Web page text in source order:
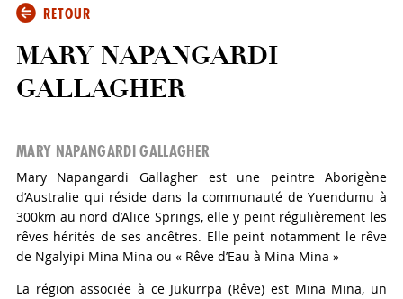
RETOUR
MARY NAPANGARDI
GALLAGHER
MARY NAPANGARDI GALLAGHER
Mary Napangardi Gallagher est une peintre Aborigène
d’Australie qui réside dans la communauté de Yuendumu à
300km au nord d’Alice Springs, elle y peint régulièrement les
rêves hérités de ses ancêtres. Elle peint notamment le rêve
de Ngalyipi Mina Mina ou « Rêve d’Eau à Mina Mina »
La région associée à ce Jukurrpa (Rêve) est Mina Mina, un